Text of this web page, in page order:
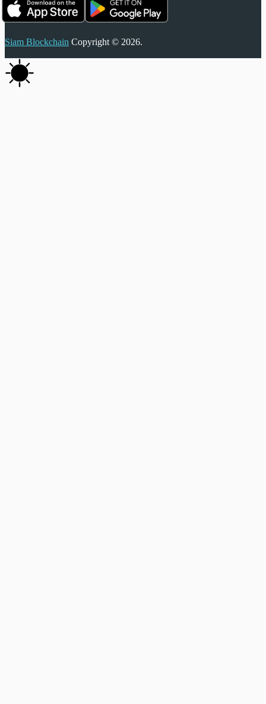
Siam Blockchain Copyright © 2026.